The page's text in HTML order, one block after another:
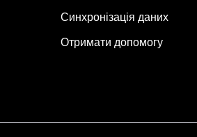
Синхронізація даних
Отримати допомогу